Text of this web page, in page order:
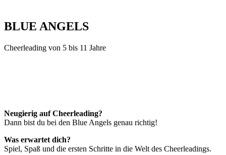
BLUE ANGELS
Cheerleading von 5 bis 11 Jahre
Neugierig auf Cheerleading?
Dann bist du bei den Blue Angels genau richtig!
Was erwartet dich?
Spiel, Spaß und die ersten Schritte in die Welt des Cheerleadings.